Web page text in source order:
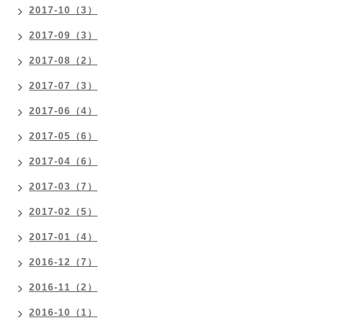
2017-10（3）
2017-09（3）
2017-08（2）
2017-07（3）
2017-06（4）
2017-05（6）
2017-04（6）
2017-03（7）
2017-02（5）
2017-01（4）
2016-12（7）
2016-11（2）
2016-10（1）